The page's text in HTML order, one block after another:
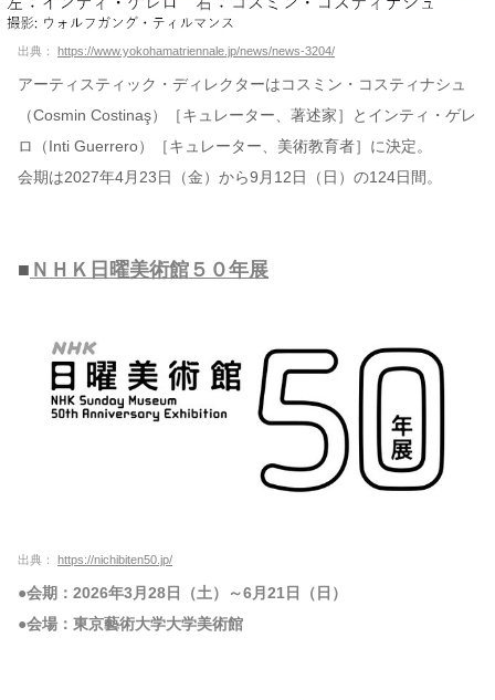
出典： https://www.yokohamatriennale.jp/news/news-3204/
アーティスティック・ディレクターはコスミン・コスティナシュ
（Cosmin Costinaş）［キュレーター、著述家］とインティ・ゲレ
ロ（Inti Guerrero）［キュレーター、美術教育者］に決定。
会期は2027年4月23日（金）から9月12日（日）の124日間。
■ ＮＨＫ日曜美術館５０年展
出典： https://nichibiten50.jp/
●会期：2026年3月28日（土）～6月21日（日）
●会場：東京藝術大学大学美術館